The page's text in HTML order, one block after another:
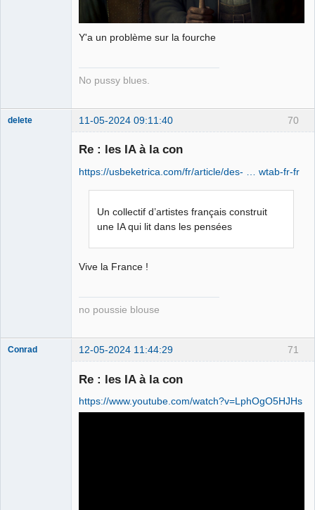
Y'a un problème sur la fourche
No pussy blues.
70
delete 11-05-2024 09:11:40
Re : les IA à la con
https://usbeketrica.com/fr/article/des- … wtab-fr-fr
Un collectif d’artistes français construit
une IA qui lit dans les pensées
Vive la France !
no poussie blouse
71
Conrad 12-05-2024 11:44:29
Re : les IA à la con
https://www.youtube.com/watch?v=LphOgO5HJHs